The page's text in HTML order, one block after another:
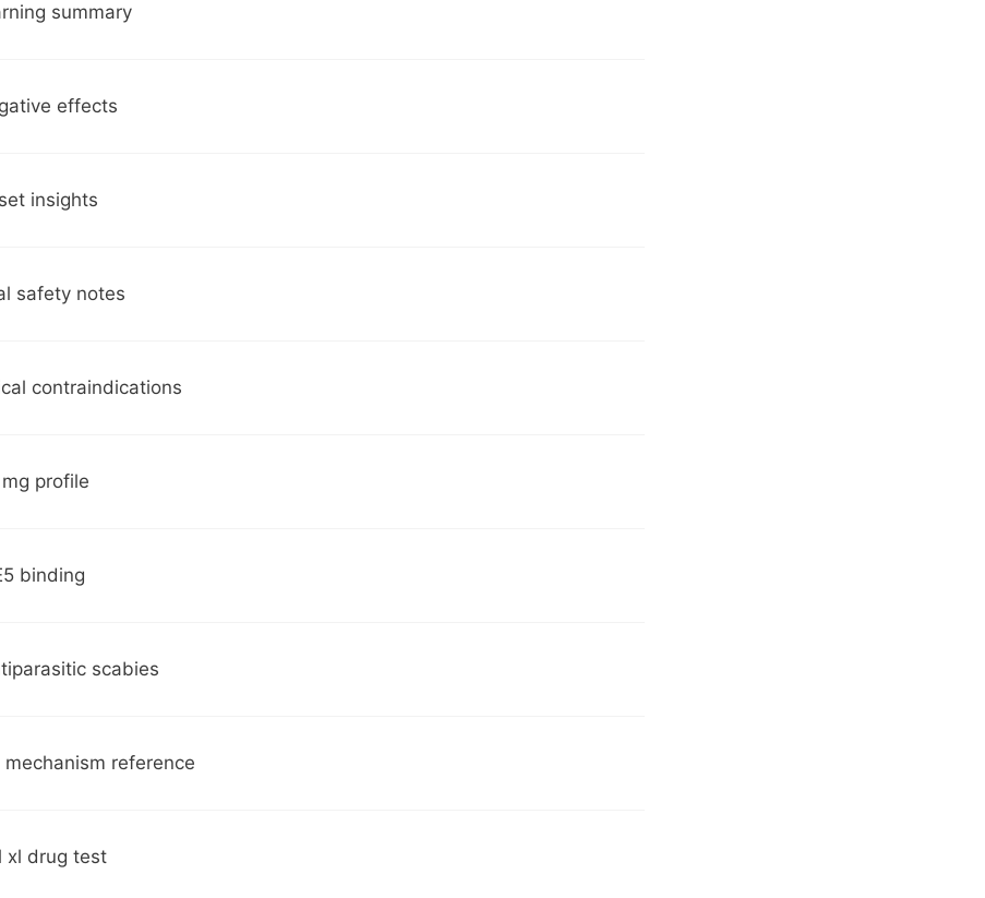
summary
effects
insights
safety notes
contraindications
profile
binding
scabies
reference
xl drug test